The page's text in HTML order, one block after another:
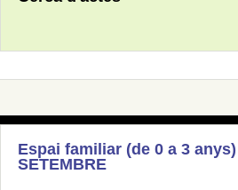
Espai familiar (de 0 a 3
SETEMBRE